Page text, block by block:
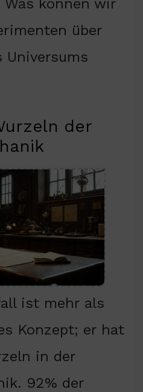
Was können wir
über
Universums
der
ist mehr als
Konzept; er hat
in der
92% der